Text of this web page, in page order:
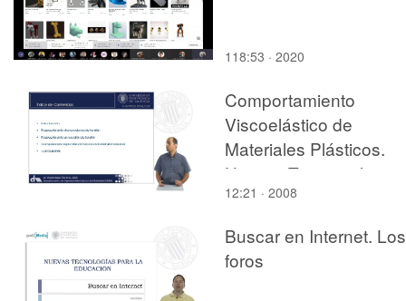
118:53 · 2020
Comportamiento
Viscoelástico de
Materiales Plásticos.
Historia Tensional
12:21 · 2008
Buscar en Internet. Los
foros